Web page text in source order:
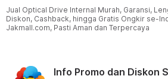
Jual Optical Drive Internal Murah, Garansi,
Diskon, Cashback, hingga Gratis Ongkir se-
Jakmall.com, Pasti Aman dan Terpercaya
Info Promo dan Diskon